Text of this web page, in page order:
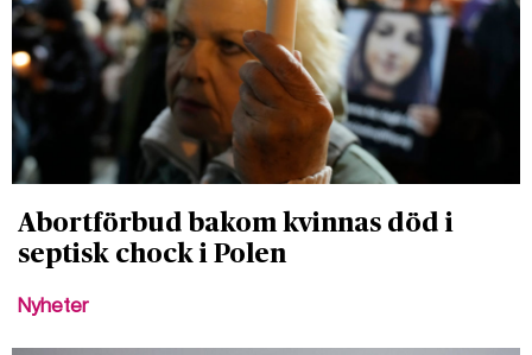
Abortförbud bakom kvinnas död i
septisk chock i Polen
Nyheter